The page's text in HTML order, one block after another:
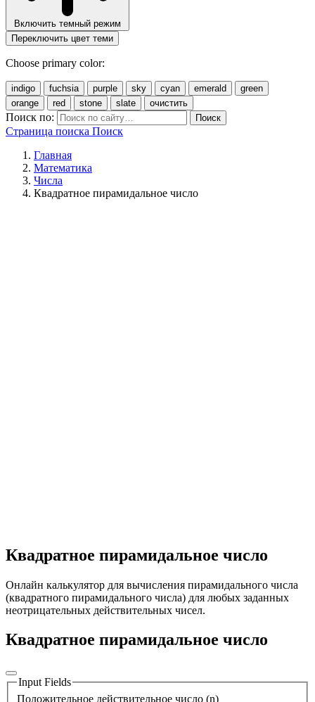
Включить темный режим
Переключить цвет теми
Choose primary color:
indigo fuchsia purple sky cyan emerald
green
orange
red stone slate очистить
Поиск по: Поиск
Страница поиска Поиск
Главная
Математика
Числа
Квадратное пирамидальное число
Квадратное пирамидальное число
Онлайн калькулятор для вычисления пирамидального числа
(квадратного пирамидального числа) для любых заданных
неотрицательных действительных чисел.
Квадратное пирамидальное число
Input Fields
Положительное действительное число (n)